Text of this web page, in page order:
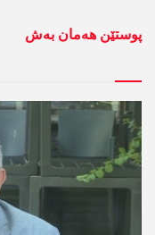
پوستێن ھەمان بەش